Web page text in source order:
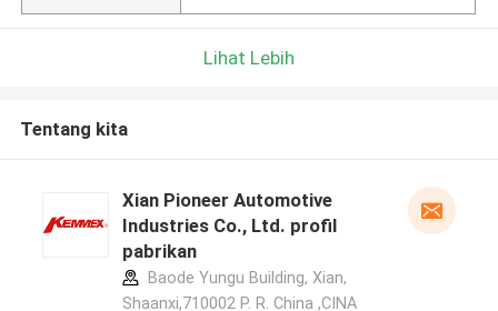
Lihat Lebih
Tentang kita
Xian Pioneer Automotive
Industries Co., Ltd. profil
pabrikan
Baode Yungu Building, Xian,
Shaanxi,710002 P. R. China ,CINA